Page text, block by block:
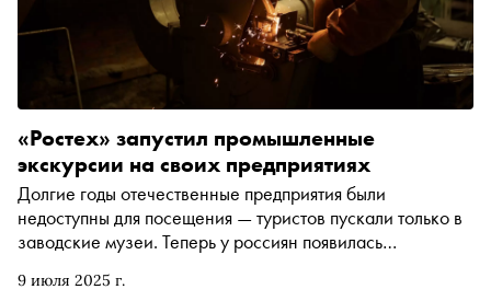
9 июля 2025 г.
«Ростех» запустил промышленные
экскурсии на своих предприятиях
Долгие годы отечественные предприятия были
недоступны для посещения — туристов пускали только в
заводские музеи. Теперь у россиян появилась
своими глазами